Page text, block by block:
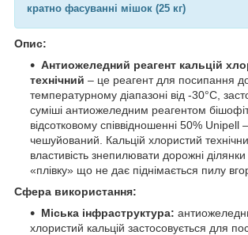
кратно фасуванні мішок (25 кг)
Опис:
Антиожеледний реагент кальцій
технічний – це реагент для посипання
температурному діапазоні від -30°C,
суміші антиожеледним реагентом
відсотковому співвідношенні 50% Unipell
чешуйований. Кальцій хлористий
властивість знепилювати дорожні
«плівку» що не дає піднімається пилу
Сфера використання:
Міська інфраструктура:
хлористий кальцій застосовується для